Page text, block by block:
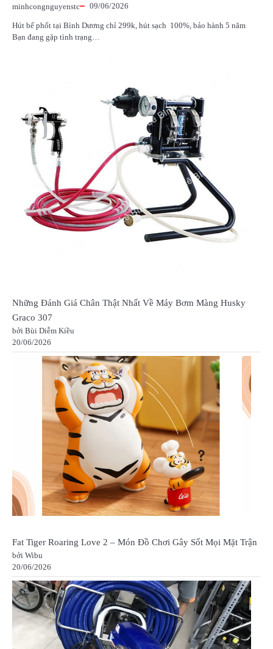
minhcongnguyenstc 09/06/2026
Hút bể phốt tại Bình Dương chỉ 299k, hút sạch 100%, bảo hành 5 năm
Bạn đang gặp tình trạng…
Những Đánh Giá Chân Thật Nhất Về Máy Bơm Màng Husky
Graco 307
bởi Bùi Diễm Kiều
20/06/2026
Fat Tiger Roaring Love 2 – Món Đồ Chơi Gây Sốt Mọi Mặt Trận
bởi Wibu
20/06/2026